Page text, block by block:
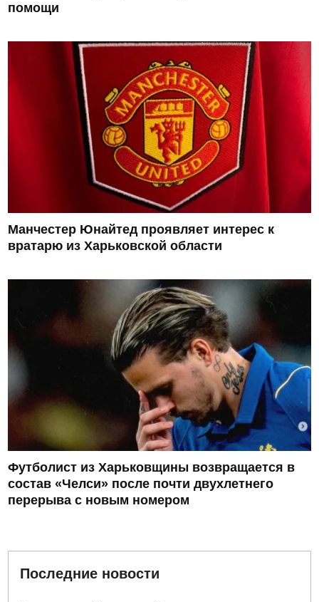
помощи
Манчестер Юнайтед проявляет интерес к
вратарю из Харьковской области
Футболист из Харьковщины возвращается в
состав «Челси» после почти двухлетнего
перерыва с новым номером
Последние новости